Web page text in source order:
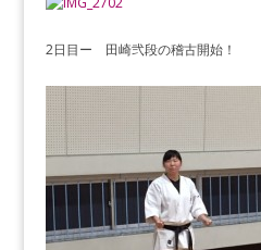
2日目ー 田崎弐段の稽古開始！